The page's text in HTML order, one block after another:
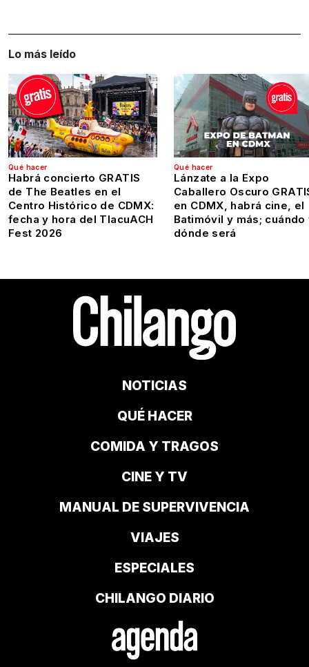
Lo más leído
Qué hacer
Habrá concierto GRATIS
de The Beatles en el
Centro Histórico de CDMX:
fecha y hora del TlacuACH
Fest 2026
Qué hacer
Lánzate a la Expo
Caballero Oscuro
en CDMX, habrá cine, el
Batimóvil y más; cuándo
dónde será
NOTICIAS
QUÉ HACER
COMIDA Y TRAGOS
CINE Y TV
MANUAL DE SUPERVIVENCIA
VIAJES
ESPECIALES
CHILANGO DIARIO